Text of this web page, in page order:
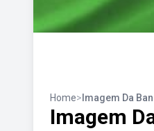
Home> Imagem Da
Imagem